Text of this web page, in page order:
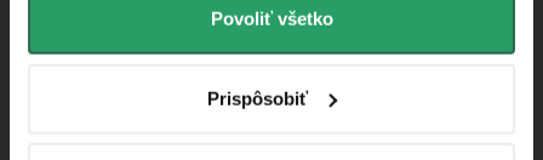
Povoliť všetko
Prispôsobiť
cerano.sk